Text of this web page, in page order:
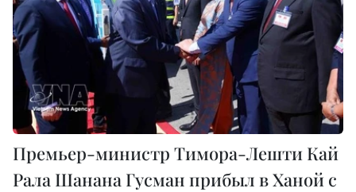
Премьер-министр Тимора-Лешти Кай
Рала Шанана Гусман прибыл в Ханой с